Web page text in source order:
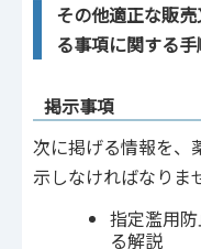
その他適正な販
る事項に関する
掲示事項
次に掲げる情報を、
示しなければなりま
指定濫用
る解説